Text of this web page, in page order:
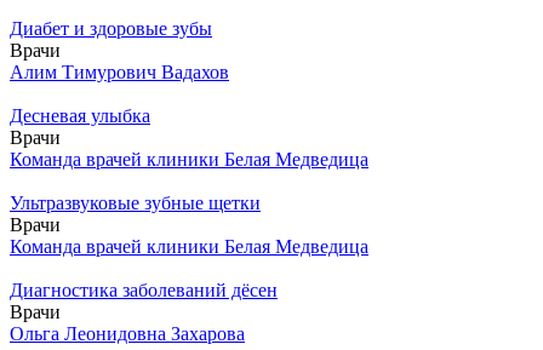
Диабет и здоровые зубы
Врачи
Алим Тимурович Вадахов
Десневая улыбка
Врачи
Команда врачей клиники Белая Медведица
Ультразвуковые зубные щетки
Врачи
Команда врачей клиники Белая Медведица
Диагностика заболеваний дёсен
Врачи
Ольга Леонидовна Захарова